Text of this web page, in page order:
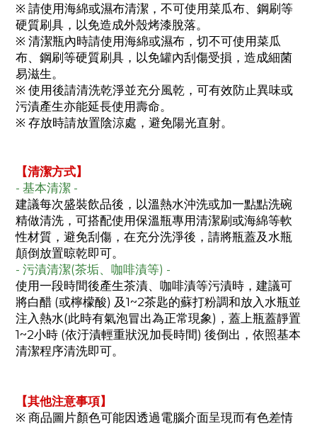
※ 請使用海綿或濕布清潔，不可使用菜瓜布、鋼刷等
硬質刷具，以免造成外殼烤漆脫落。
※ 清潔瓶內時請使用海綿或濕布，切不可使用菜瓜
布、鋼刷等硬質刷具，以免罐內刮傷受損，造成細菌
易滋生。
※ 使用後請清洗乾淨並充分風乾，可有效防止異味或
污漬產生亦能延長使用壽命。
※ 存放時請放置陰涼處，避免陽光直射。
【清潔方式】
- 基本清潔 -
建議每次盛裝飲品後，以溫熱水沖洗或加一點點洗碗
精做清洗，可搭配使用保溫瓶專用清潔刷或海綿等軟
性材質，避免刮傷，在充分洗淨後，請將瓶蓋及水瓶
顛倒放置晾乾即可。
- 污漬清潔(茶垢、咖啡漬等) -
使用一段時間後產生茶漬、咖啡漬等污漬時，建議可
將白醋 (或檸檬酸) 及1~2茶匙的蘇打粉調和放入水瓶並
注入熱水(此時有氣泡冒出為正常現象)，蓋上瓶蓋靜置
1~2小時 (依汙漬輕重狀況加長時間) 後倒出，依照基本
清潔程序清洗即可。
【其他注意事項】
※ 商品圖片顏色可能因透過電腦介面呈現而有色差情